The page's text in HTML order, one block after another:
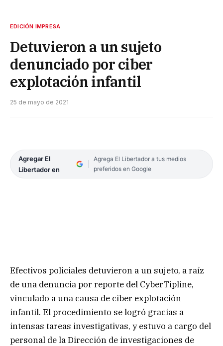
EDICIÓN IMPRESA
Detuvieron a un sujeto
denunciado por ciber
explotación infantil
25 de mayo de 2021
Agregar El
Libertador en
Agrega El Libertador a tus medios
preferidos en Google
Efectivos policiales detuvieron a un sujeto, a raíz
de una denuncia por reporte del CyberTipline,
vinculado a una causa de ciber explotación
infantil. El procedimiento se logró gracias a
intensas tareas investigativas, y estuvo a cargo del
personal de la Dirección de investigaciones de